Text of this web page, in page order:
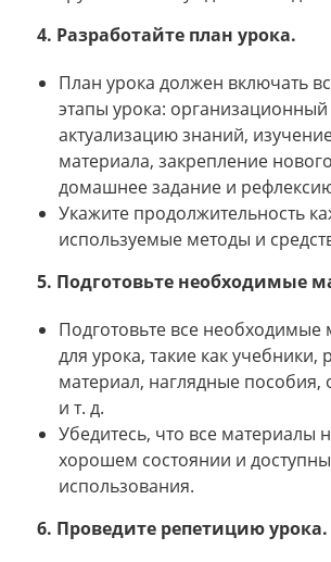
4. Разработайте план урока.
План урока должен включать
этапы урока:
актуализацию знаний,
материала, закрепление
домашнее задание и
Укажите продолжительность
используемые методы и
5. Подготовьте необходимые
Подготовьте все необходимые
для урока, такие как учебники,
материал, наглядные пособия,
и т. д.
Убедитесь, что все материалы
хорошем состоянии и
использования.
6. Проведите репетицию урока.